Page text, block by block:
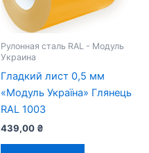
Рулонная сталь RAL - Модуль
Украина
Гладкий лист 0,5 мм
«Модуль Україна» Глянець
RAL 1003
439,00 ₴